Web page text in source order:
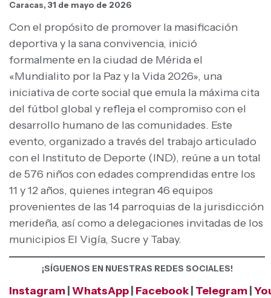
Caracas, 31 de mayo de 2026
Con el propósito de promover la masificación
deportiva y la sana convivencia, inició
formalmente en la ciudad de Mérida el
«Mundialito por la Paz y la Vida 2026», una
iniciativa de corte social que emula la máxima cita
del fútbol global y refleja el compromiso con el
desarrollo humano de las comunidades. Este
evento, organizado a través del trabajo articulado
con el Instituto de Deporte (IND), reúne a un total
de 576 niños con edades comprendidas entre los
11 y 12 años, quienes integran 46 equipos
provenientes de las 14 parroquias de la jurisdicción
merideña, así como a delegaciones invitadas de los
municipios El Vigía, Sucre y Tabay.
¡SÍGUENOS EN NUESTRAS REDES SOCIALES!
Instagram|WhatsApp| Facebook| Telegram|